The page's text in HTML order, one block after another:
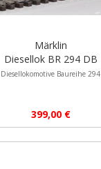
Märklin
Diesellok BR 294 DB
Diesellokomotive Baureihe 294
399,00 €